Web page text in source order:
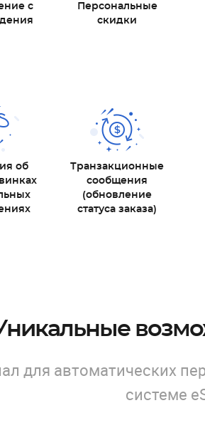
с
Персональные
скидки
об
Транзакционные
сообщения
(обновление
статуса заказа)
для автоматических
системе